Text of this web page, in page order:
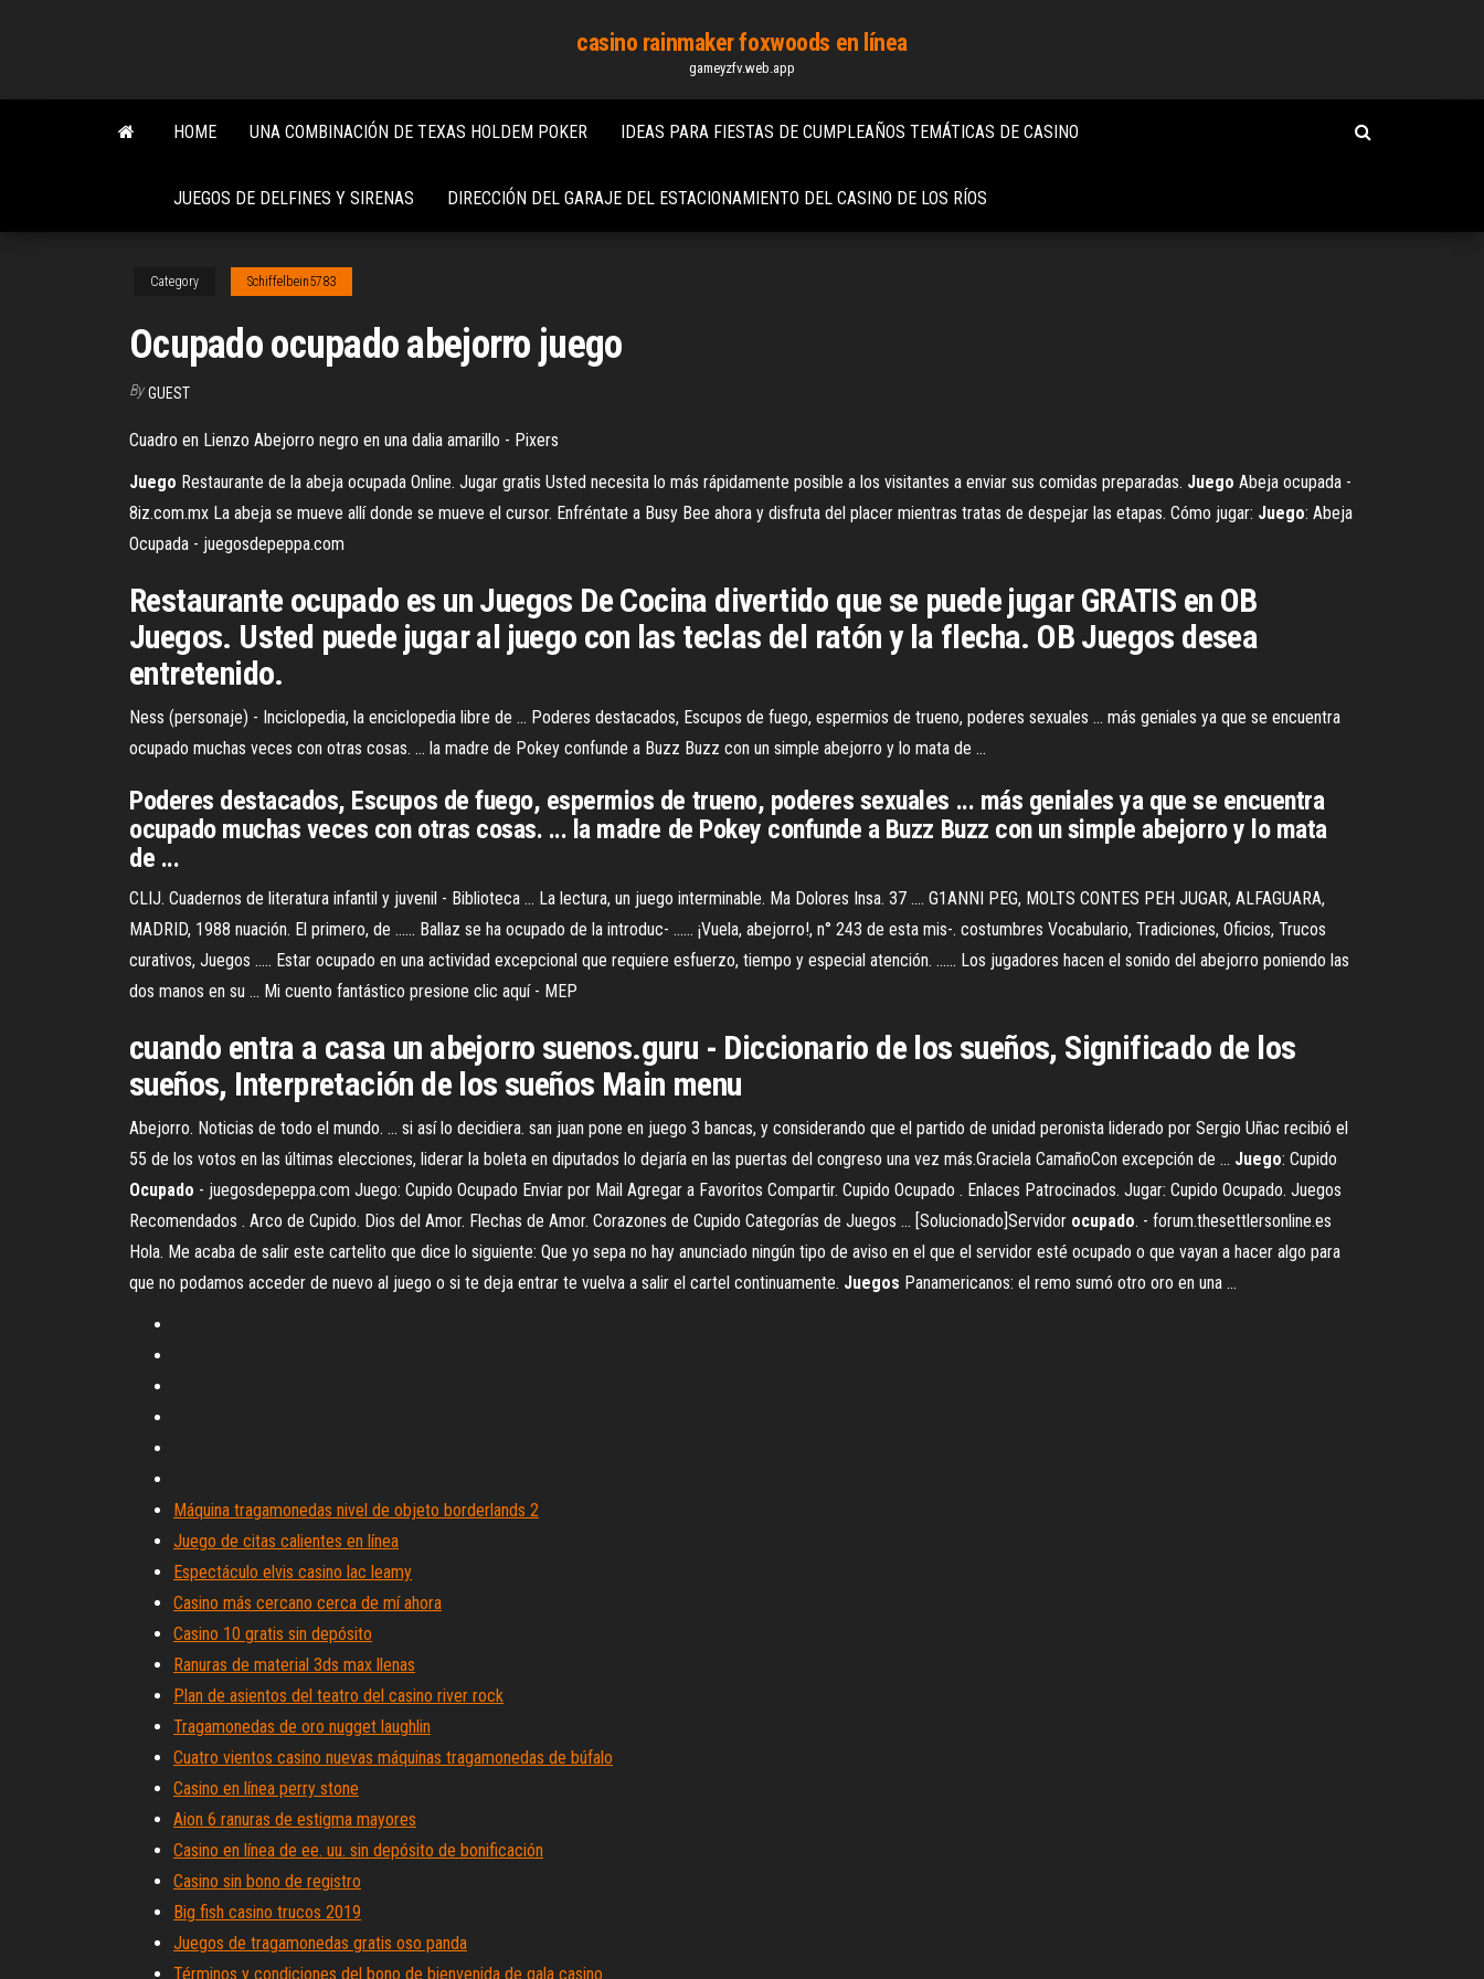
content
casino rainmaker foxwoods en línea
gameyzfv.web.app
HOME UNA COMBINACIÓN DE TEXAS HOLDEM POKER IDEAS PARA FIESTAS DE CUMPLEAÑOS TEMÁTICAS DE CASINO
JUEGOS DE DELFINES Y SIRENAS DIRECCIÓN DEL GARAJE DEL ESTACIONAMIENTO DEL CASINO DE LOS RÍOS
Category Schiffelbein5783
Ocupado ocupado abejorro juego
By GUEST
Cuadro en Lienzo Abejorro negro en una dalia amarillo - Pixers
Juego Restaurante de la abeja ocupada Online. Jugar gratis Usted necesita lo más rápidamente posible a los visitantes a enviar sus comidas preparadas. Juego Abeja ocupada -
8iz.com.mx La abeja se mueve allí donde se mueve el cursor. Enfréntate a Busy Bee ahora y disfruta del placer mientras tratas de despejar las etapas. Cómo jugar: Juego: Abeja
Ocupada - juegosdepeppa.com
Restaurante ocupado es un Juegos De Cocina divertido que se puede jugar GRATIS en OB
Juegos. Usted puede jugar al juego con las teclas del ratón y la flecha. OB Juegos desea
entretenido.
Ness (personaje) - Inciclopedia, la enciclopedia libre de ... Poderes destacados, Escupos de fuego, espermios de trueno, poderes sexuales ... más geniales ya que se encuentra
ocupado muchas veces con otras cosas. ... la madre de Pokey confunde a Buzz Buzz con un simple abejorro y lo mata de ...
Poderes destacados, Escupos de fuego, espermios de trueno, poderes sexuales ... más geniales ya que se encuentra
ocupado muchas veces con otras cosas. ... la madre de Pokey confunde a Buzz Buzz con un simple abejorro y lo mata
de ...
CLIJ. Cuadernos de literatura infantil y juvenil - Biblioteca ... La lectura, un juego interminable. Ma Dolores Insa. 37 .... G1ANNI PEG, MOLTS CONTES PEH JUGAR, ALFAGUARA,
MADRID, 1988 nuación. El primero, de ...... Ballaz se ha ocupado de la introduc- ...... ¡Vuela, abejorro!, n° 243 de esta mis-. costumbres Vocabulario, Tradiciones, Oficios, Trucos
curativos, Juegos ..... Estar ocupado en una actividad excepcional que requiere esfuerzo, tiempo y especial atención. ...... Los jugadores hacen el sonido del abejorro poniendo las
dos manos en su ... Mi cuento fantástico presione clic aquí - MEP
cuando entra a casa un abejorro suenos.guru - Diccionario de los sueños, Significado de los
sueños, Interpretación de los sueños Main menu
Abejorro. Noticias de todo el mundo. ... si así lo decidiera. san juan pone en juego 3 bancas, y considerando que el partido de unidad peronista liderado por Sergio Uñac recibió el
55 de los votos en las últimas elecciones, liderar la boleta en diputados lo dejaría en las puertas del congreso una vez más.Graciela CamañoCon excepción de ... Juego: Cupido
Ocupado - juegosdepeppa.com Juego: Cupido Ocupado Enviar por Mail Agregar a Favoritos Compartir. Cupido Ocupado . Enlaces Patrocinados. Jugar: Cupido Ocupado. Juegos
Recomendados . Arco de Cupido. Dios del Amor. Flechas de Amor. Corazones de Cupido Categorías de Juegos ... [Solucionado]Servidor ocupado. - forum.thesettlersonline.es
Hola. Me acaba de salir este cartelito que dice lo siguiente: Que yo sepa no hay anunciado ningún tipo de aviso en el que el servidor esté ocupado o que vayan a hacer algo para
que no podamos acceder de nuevo al juego o si te deja entrar te vuelva a salir el cartel continuamente. Juegos Panamericanos: el remo sumó otro oro en una ...
Máquina tragamonedas nivel de objeto borderlands 2
Juego de citas calientes en línea
Espectáculo elvis casino lac leamy
Casino más cercano cerca de mí ahora
Casino 10 gratis sin depósito
Ranuras de material 3ds max llenas
Plan de asientos del teatro del casino river rock
Tragamonedas de oro nugget laughlin
Cuatro vientos casino nuevas máquinas tragamonedas de búfalo
Casino en línea perry stone
Aion 6 ranuras de estigma mayores
Casino en línea de ee. uu. sin depósito de bonificación
Casino sin bono de registro
Big fish casino trucos 2019
Juegos de tragamonedas gratis oso panda
Términos y condiciones del bono de bienvenida de gala casino